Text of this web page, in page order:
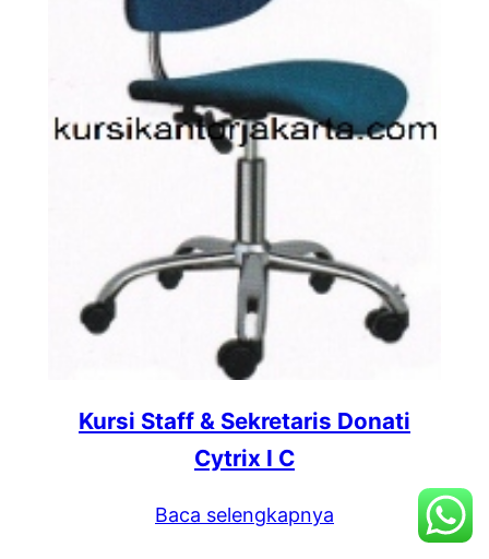
Kursi Staff & Sekretaris Donati
Cytrix I C
Baca selengkapnya